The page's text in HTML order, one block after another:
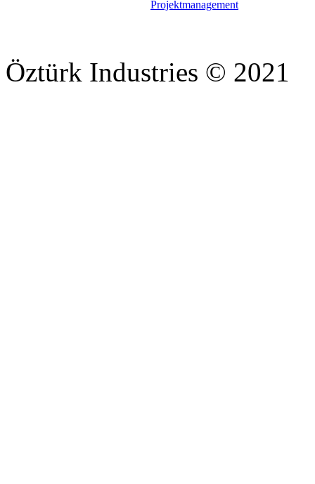
Projektmanagement
Öztürk Industries © 2021